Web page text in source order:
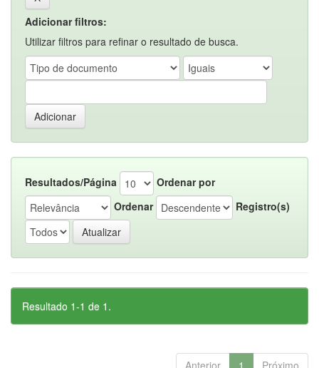
Adicionar filtros:
Utilizar filtros para refinar o resultado de busca.
Resultados/Página
Ordenar por
Ordenar
Registro(s)
Resultado 1-1 de 1.
Anterior 1 Próximo